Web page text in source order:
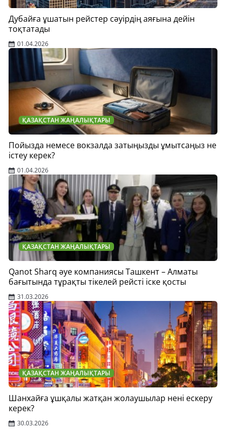
Дубайға ұшатын рейстер сәуірдің аяғына дейін
тоқтатады
01.04.2026
ҚАЗАҚСТАН ЖАҢАЛЫҚТАРЫ
Пойызда немесе вокзалда затыңызды ұмытсаңыз не
істеу керек?
01.04.2026
ҚАЗАҚСТАН ЖАҢАЛЫҚТАРЫ
Qanot Sharq әуе компаниясы Ташкент – Алматы
бағытында тұрақты тікелей рейсті іске қосты
31.03.2026
ҚАЗАҚСТАН ЖАҢАЛЫҚТАРЫ
Шанхайға ұшқалы жатқан жолаушылар нені ескеру
керек?
30.03.2026